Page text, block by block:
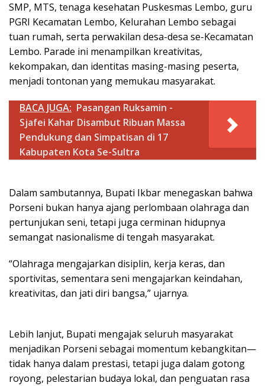
SMP, MTS, tenaga kesehatan Puskesmas Lembo, guru
PGRI Kecamatan Lembo, Kelurahan Lembo sebagai
tuan rumah, serta perwakilan desa-desa se-Kecamatan
Lembo. Parade ini menampilkan kreativitas,
kekompakan, dan identitas masing-masing peserta,
menjadi tontonan yang memukau masyarakat.
BACA JUGA: Pasangan Ruksamin -
Sjafei Kahar Disambut Ribuan Massa
Pendukung dan Simpatisan di 17
Kabupaten Kota Se-Sultra
Dalam sambutannya, Bupati Ikbar menegaskan bahwa
Porseni bukan hanya ajang perlombaan olahraga dan
pertunjukan seni, tetapi juga cerminan hidupnya
semangat nasionalisme di tengah masyarakat.
“Olahraga mengajarkan disiplin, kerja keras, dan
sportivitas, sementara seni mengajarkan keindahan,
kreativitas, dan jati diri bangsa,” ujarnya.
Lebih lanjut, Bupati mengajak seluruh masyarakat
menjadikan Porseni sebagai momentum kebangkitan—
tidak hanya dalam prestasi, tetapi juga dalam gotong
royong, pelestarian budaya lokal, dan penguatan rasa